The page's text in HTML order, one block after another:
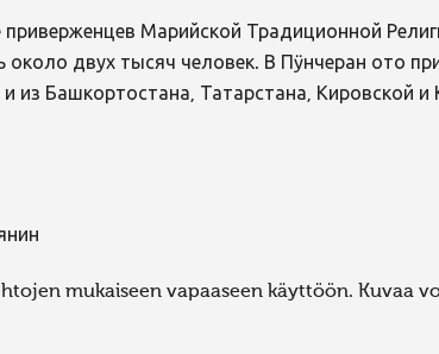
приверженцев Марийской Традиционной
около двух тысяч человек. В Пӱнчеран ото
из Башкортостана, Татарстана, Кировской
mukaiseen vapaaseen käyttöön. Kuvaa